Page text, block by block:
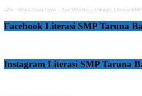
uZie · Ghea-Asya-Ayya – Ayo Membaca (Jinggle Literasi
Facebook Literasi SMP Taruna
Instagram Literasi SMP Taruna